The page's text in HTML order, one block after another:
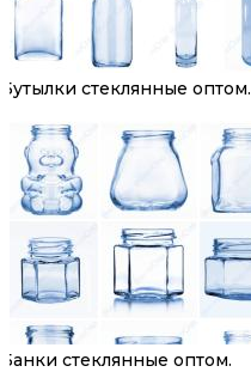
Бутылки стеклянные оптом.
Банки стеклянные оптом.